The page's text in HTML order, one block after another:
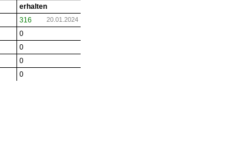
erhalten
316 20.01.2024
0
0
0
0